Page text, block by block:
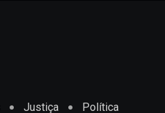
Justiça Política